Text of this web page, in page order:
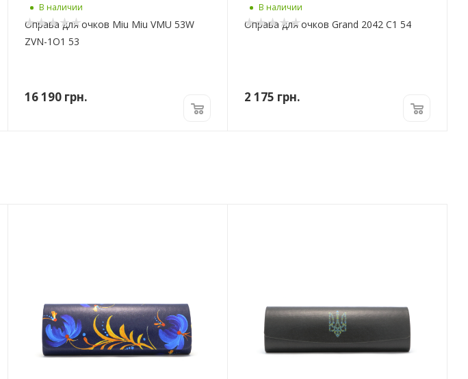
В наличии
Оправа для очков Miu Miu VMU 53W
ZVN-1O1 53
16 190 грн.
В наличии
Оправа для очков Grand 2042 C1 54
2 175 грн.